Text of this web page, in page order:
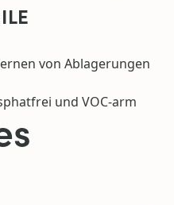
von Ablagerungen
und VOC-arm